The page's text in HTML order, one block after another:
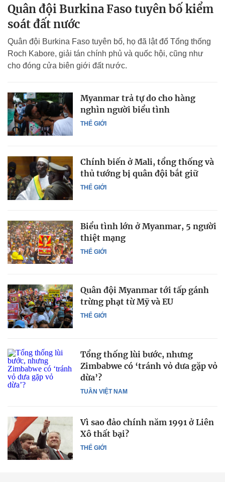
Quân đội Burkina Faso tuyên bố kiểm
soát đất nước
Quân đội Burkina Faso tuyên bố, họ đã lật đổ Tổng thống
Roch Kabore, giải tán chính phủ và quốc hội, cũng như
cho đóng cửa biên giới đất nước.
THẾ GIỚI
Myanmar trả tự do cho hàng
nghìn người biểu tình
THẾ GIỚI
Chính biến ở Mali, tổng thống và
thủ tướng bị quân đội bắt giữ
THẾ GIỚI
Biểu tình lớn ở Myanmar, 5 người
thiệt mạng
THẾ GIỚI
Quân đội Myanmar tới tấp gánh
trừng phạt từ Mỹ và EU
TUẦN VIỆT NAM
Tổng thống lùi bước, nhưng
Zimbabwe có ‘tránh vỏ dưa gặp vỏ
dừa’?
THẾ GIỚI
Vì sao đảo chính năm 1991 ở Liên
Xô thất bại?